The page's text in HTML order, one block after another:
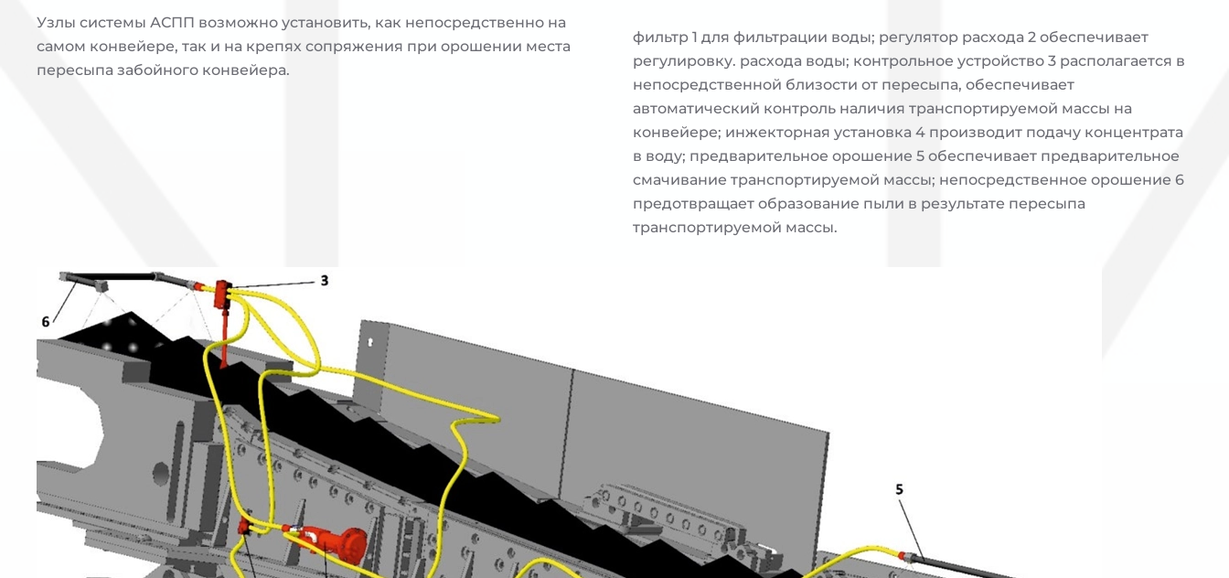
Узлы системы АСПП возможно установить, как непосредственно на
самом конвейере, так и на крепях сопряжения при орошении места
пересыпа забойного конвейера.
фильтр 1 для фильтрации воды; регулятор расхода 2 обеспечивает
регулировку. расхода воды; контрольное устройство 3 располагается в
непосредственной близости от пересыпа, обеспечивает
автоматический контроль наличия транспортируемой массы на
конвейере; инжекторная установка 4 производит подачу концентрата
в воду; предварительное орошение 5 обеспечивает предварительное
смачивание транспортируемой массы; непосредственное орошение 6
предотвращает образование пыли в результате пересыпа
транспортируемой массы.